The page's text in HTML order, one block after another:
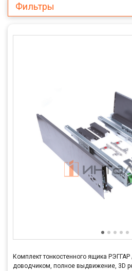
Фильтры
Комплект тонкостенного ящика
доводчиком, полное выдвижение, 3D